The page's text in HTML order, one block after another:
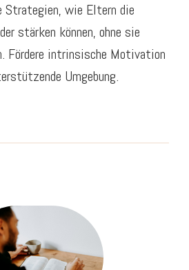
Strategien, wie Eltern die
stärken können, ohne sie
Fördere intrinsische Motivation
Umgebung.